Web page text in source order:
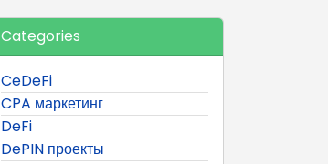
Categories
CeDeFi
CPA маркетинг
DeFi
DePIN проекты